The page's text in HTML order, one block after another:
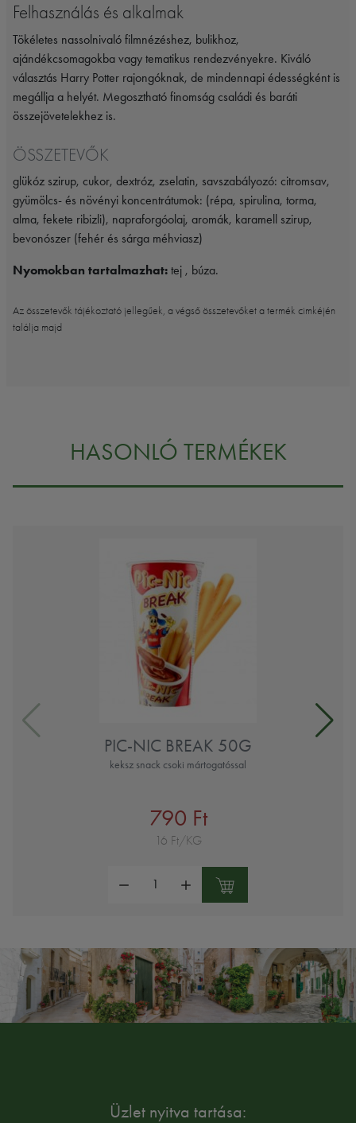
Felhasználás és alkalmak
Tökéletes nassolnivaló filmnézéshez, bulikhoz,
ajándékcsomagokba vagy tematikus rendezvényekre. Kiváló
választás Harry Potter rajongóknak, de mindennapi édességként is
megállja a helyét. Megosztható finomság családi és baráti
összejövetelekhez is.
ÖSSZETEVŐK
glükóz szirup, cukor, dextróz, zselatin, savszabályozó: citromsav,
gyümölcs- és növényi koncentrátumok: (répa, spirulina, torma,
alma, fekete ribizli), napraforgóolaj, aromák, karamell szirup,
bevonószer (fehér és sárga méhviasz)
Nyomokban tartalmazhat: tej , búza.
Az összetevők tájékoztató jellegűek, a végső összetevőket a termék cimkéjén
találja majd
HASONLÓ TERMÉKEK
PIC-NIC BREAK 50G
keksz snack csoki mártogatóssal
790 Ft
16 Ft/KG
Üzlet nyitva tartása: